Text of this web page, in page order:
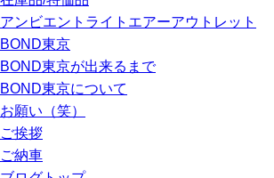
アンビエントライトエアーアウトレット
BOND東京
BOND東京が出来るまで
BOND東京について
お願い（笑）
ご挨拶
ご納車